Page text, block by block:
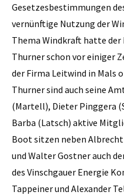
Gesetzesbestimmungen
vernünftige Nutzung der
Thema Windkraft hatte
Thurner schon vor einiger
der Firma Leitwind in Mals
Thurner sind auch seine
(Martell), Dieter Pinggera
Barba (Latsch) aktive
Boot sitzen neben
und Walter Gostner auch
des Vinschgauer Energie
Tappeiner und Alexander